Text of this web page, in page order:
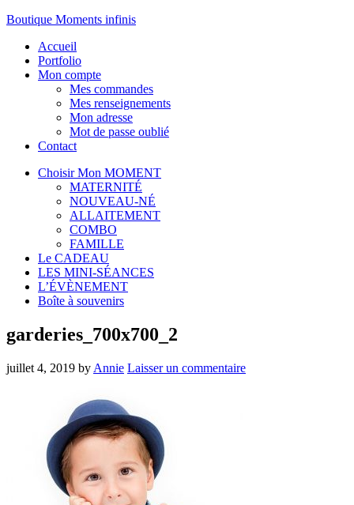
Boutique Moments infinis
Accueil
Portfolio
Mon compte
Mes commandes
Mes renseignements
Mon adresse
Mot de passe oublié
Contact
Choisir Mon MOMENT
MATERNITÉ
NOUVEAU-NÉ
ALLAITEMENT
COMBO
FAMILLE
Le CADEAU
LES MINI-SÉANCES
L’ÉVÈNEMENT
Boîte à souvenirs
garderies_700x700_2
juillet 4, 2019 by Annie Laisser un commentaire